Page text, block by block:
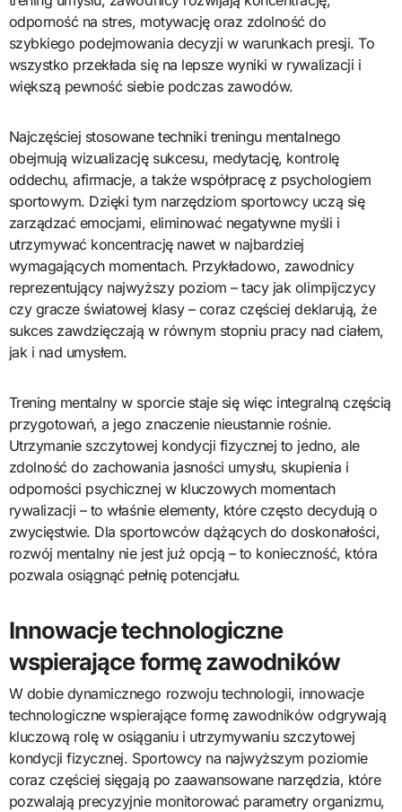
odporność na stres, motywację oraz zdolność do
szybkiego podejmowania decyzji w warunkach presji. To
wszystko przekłada się na lepsze wyniki w rywalizacji i
większą pewność siebie podczas zawodów.
Najczęściej stosowane techniki treningu mentalnego
obejmują wizualizację sukcesu, medytację, kontrolę
oddechu, afirmacje, a także współpracę z psychologiem
sportowym. Dzięki tym narzędziom sportowcy uczą się
zarządzać emocjami, eliminować negatywne myśli i
utrzymywać koncentrację nawet w najbardziej
wymagających momentach. Przykładowo, zawodnicy
reprezentujący najwyższy poziom – tacy jak olimpijczycy
czy gracze światowej klasy – coraz częściej deklarują, że
sukces zawdzięczają w równym stopniu pracy nad ciałem,
jak i nad umysłem.
Trening mentalny w sporcie staje się więc integralną częścią
przygotowań, a jego znaczenie nieustannie rośnie.
Utrzymanie szczytowej kondycji fizycznej to jedno, ale
zdolność do zachowania jasności umysłu, skupienia i
odporności psychicznej w kluczowych momentach
rywalizacji – to właśnie elementy, które często decydują o
zwycięstwie. Dla sportowców dążących do doskonałości,
rozwój mentalny nie jest już opcją – to konieczność, która
pozwala osiągnąć pełnię potencjału.
Innowacje technologiczne
wspierające formę zawodników
W dobie dynamicznego rozwoju technologii, innowacje
technologiczne wspierające formę zawodników odgrywają
kluczową rolę w osiąganiu i utrzymywaniu szczytowej
kondycji fizycznej. Sportowcy na najwyższym poziomie
coraz częściej sięgają po zaawansowane narzędzia, które
pozwalają precyzyjnie monitorować parametry organizmu,